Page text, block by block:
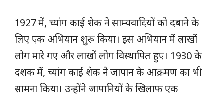
1927 में, च्यांग काई शेक ने साम्यवादियों को दबाने के
लिए एक अभियान शुरू किया। इस अभियान में लाखों
लोग मारे गए और लाखों लोग विस्थापित हुए। 1930 के
दशक में, च्यांग काई शेक ने जापान के आक्रमण का भी
सामना किया। उन्होंने जापानियों के खिलाफ एक